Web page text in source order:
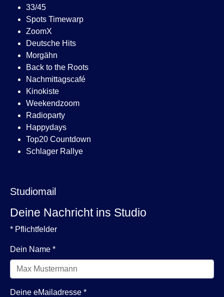
33/45
Spots Timewarp
ZoomX
Deutsche Hits
Morgähn
Back to the Roots
Nachmittagscafé
Kinokiste
Weekendzoom
Radioparty
Happydays
Top20 Countdown
Schlager Rallye
Studiomail
Deine Nachricht ins Studio
* Pflichtfelder
Dein Name *
Deine eMailadresse *